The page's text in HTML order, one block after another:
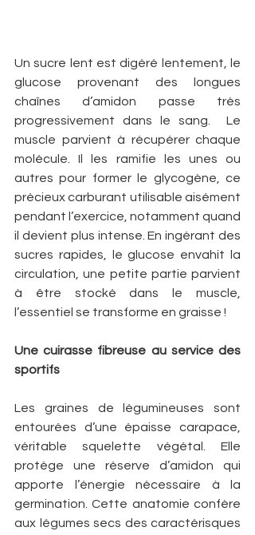
Un sucre lent est digéré lentement, le
glucose provenant des longues
chaînes d’amidon passe très
progressivement dans le sang.  Le
muscle parvient à récupérer chaque
molécule. Il les ramifie les unes ou
autres pour former le glycogène, ce
précieux carburant utilisable aisément
pendant l’exercice, notamment quand
il devient plus intense. En ingérant des
sucres rapides, le glucose envahit la
circulation, une petite partie parvient
à être stocké dans le muscle,
l’essentiel se transforme en graisse !
Une cuirasse fibreuse au service des
sportifs
Les graines de légumineuses sont
entourées d’une épaisse carapace,
véritable squelette végétal. Elle
protège une réserve d’amidon qui
apporte l’énergie nécessaire à la
germination. Cette anatomie confère
aux légumes secs des caractérisques